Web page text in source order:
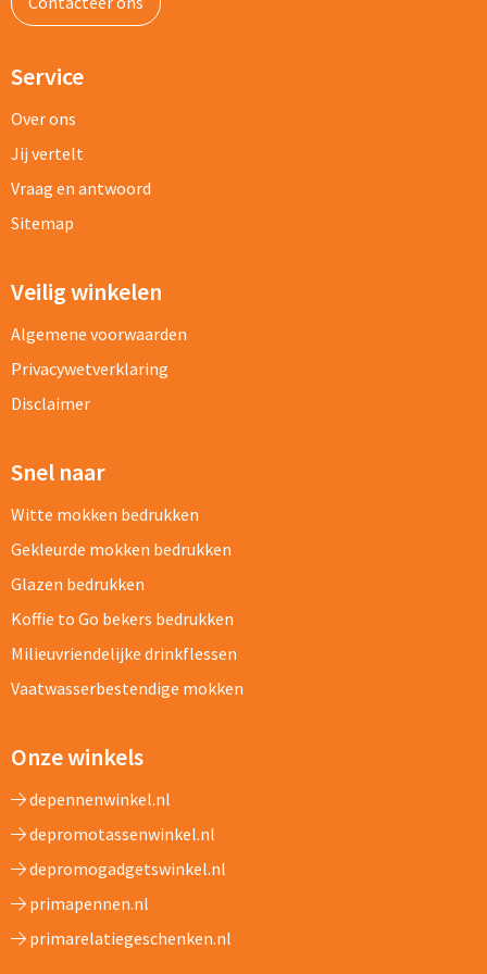
Service
Over ons
Jij vertelt
Vraag en antwoord
Sitemap
Veilig winkelen
Algemene voorwaarden
Privacywetverklaring
Disclaimer
Snel naar
Witte mokken bedrukken
Gekleurde mokken bedrukken
Glazen bedrukken
Koffie to Go bekers bedrukken
Milieuvriendelijke drinkflessen
Vaatwasserbestendige mokken
Onze winkels
depennenwinkel.nl
depromotassenwinkel.nl
depromogadgetswinkel.nl
primapennen.nl
primarelatiegeschenken.nl